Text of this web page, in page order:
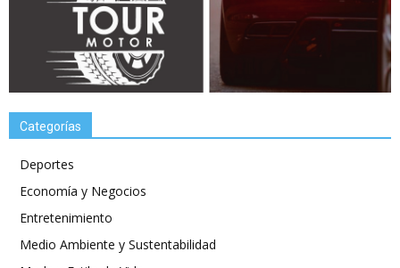
Categorías
Deportes
Economía y Negocios
Entretenimiento
Medio Ambiente y Sustentabilidad